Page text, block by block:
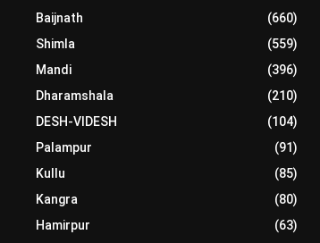
Baijnath
(660)
Shimla
(559)
Mandi
(396)
Dharamshala
(210)
DESH-VIDESH
(104)
Palampur
(91)
Kullu
(85)
Kangra
(80)
Hamirpur
(63)